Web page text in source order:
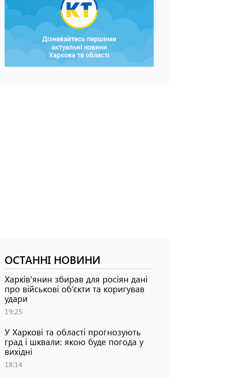
ОСТАННІ НОВИНИ
Харків’янин збирав для росіян дані
про військові об’єкти та коригував
удари
19:25
У Харкові та області прогнозують
град і шквали: якою буде погода у
вихідні
18:14